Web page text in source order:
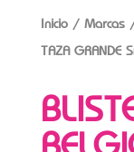
Inicio/ Marcas
TAZA GRANDE